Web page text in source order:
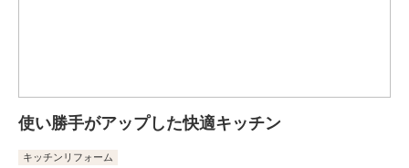
使い勝手がアップした快適キッチン
キッチンリフォーム